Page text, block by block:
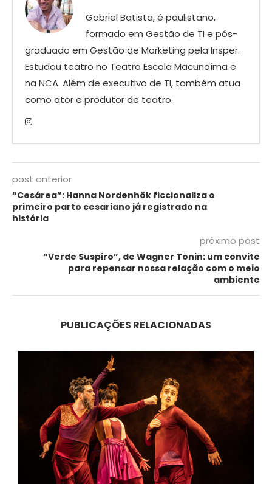
Gabriel Batista, é paulistano,
formado em Gestão de TI e pós-
graduado em Gestão de Marketing pela Insper.
Estudou teatro no Teatro Escola Macunaíma e
na NCA. Além de executivo de TI, também atua
como ator e produtor de teatro.
post anterior
“Cesárea”: Hanna Nordenhök ficcionaliza o
primeiro parto cesariano já registrado na
história
próximo post
“Verde Suspiro”, de Wagner Tonin: um convite
para repensar nossa relação com o meio
ambiente
PUBLICAÇÕES RELACIONADAS